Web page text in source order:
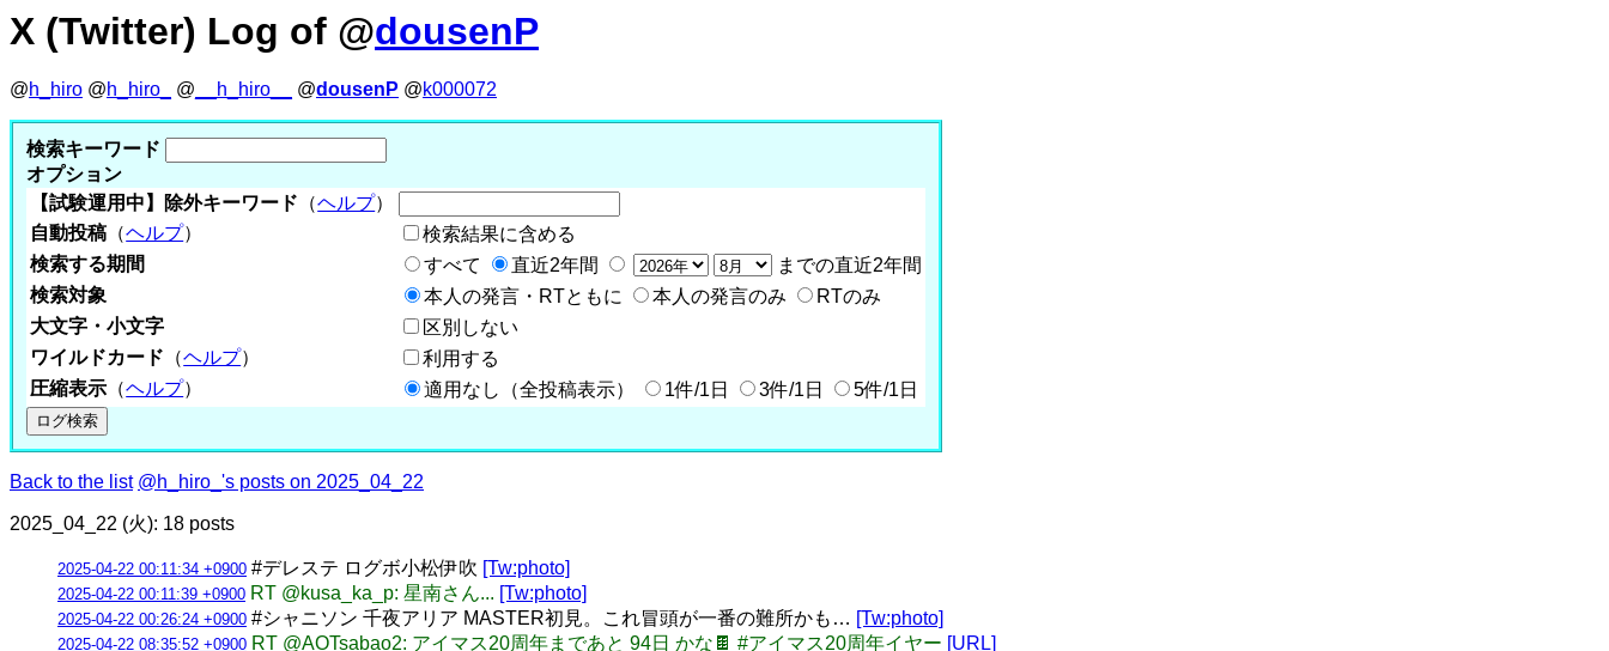
X (Twitter) Log of @dousenP
@h_hiro @h_hiro_ @ __h_hiro__ @dousenP @k000072
検索キーワード
オプション
【試験運用中】除外キーワード （ヘルプ）
自動投稿 （ヘルプ）
検索結果に含める
検索する期間
すべて 直近2年間
までの直近2年間
検索対象
本人の発言・RTともに 本人の発言のみ
RTのみ
大文字・小文字
区別しない
ワイルドカード （ヘルプ）
利用する
圧縮表示 （ヘルプ） 適用なし（全投稿表示） 1件/1日 3件/1日 5件/1日
Back to the list @h_hiro_'s posts on 2025_04_22
2025_04_22 (火): 18 posts
2025-04-22 00:11:34 +0900 #デレステ ログボ小松伊吹 [Tw:photo]
2025-04-22 00:11:39 +0900 RT @kusa_ka_p: 星南さん... [Tw:photo]
2025-04-22 00:26:24 +0900 #シャニソン 千夜アリア MASTER初見。これ冒頭が一番の難所かも… [Tw:photo]
2025-04-22 08:35:52 +0900 RT @AOTsabao2: アイマス20周年まであと 94日 かな🍫 #アイマス20周年イヤー [URL]